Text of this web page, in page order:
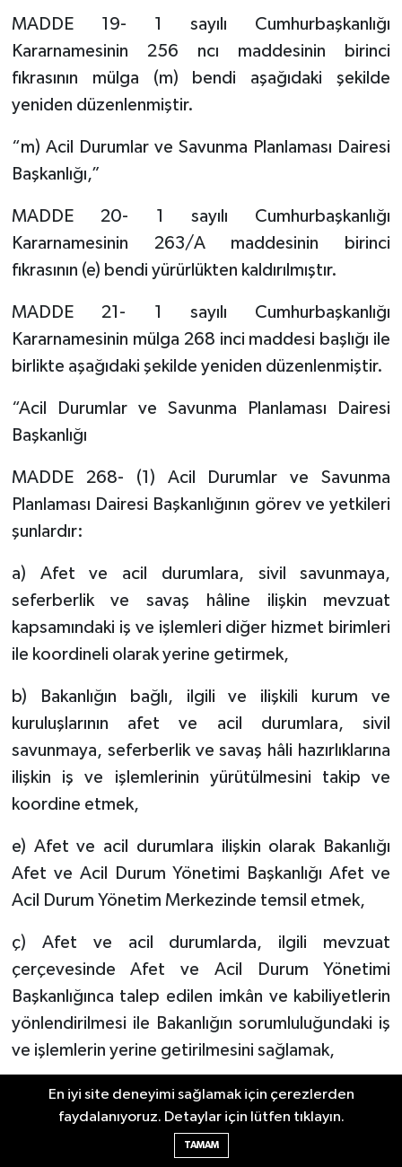
MADDE 19- 1 sayılı Cumhurbaşkanlığı
Kararnamesinin 256 ncı maddesinin birinci
fıkrasının mülga (m) bendi aşağıdaki şekilde
yeniden düzenlenmiştir.
“m) Acil Durumlar ve Savunma Planlaması Dairesi
Başkanlığı,”
MADDE 20- 1 sayılı Cumhurbaşkanlığı
Kararnamesinin 263/A maddesinin birinci
fıkrasının (e) bendi yürürlükten kaldırılmıştır.
MADDE 21- 1 sayılı Cumhurbaşkanlığı
Kararnamesinin mülga 268 inci maddesi başlığı ile
birlikte aşağıdaki şekilde yeniden düzenlenmiştir.
“Acil Durumlar ve Savunma Planlaması Dairesi
Başkanlığı
MADDE 268- (1) Acil Durumlar ve Savunma
Planlaması Dairesi Başkanlığının görev ve yetkileri
şunlardır:
a) Afet ve acil durumlara, sivil savunmaya,
seferberlik ve savaş hâline ilişkin mevzuat
kapsamındaki iş ve işlemleri diğer hizmet birimleri
ile koordineli olarak yerine getirmek,
b) Bakanlığın bağlı, ilgili ve ilişkili kurum ve
kuruluşlarının afet ve acil durumlara, sivil
savunmaya, seferberlik ve savaş hâli hazırlıklarına
ilişkin iş ve işlemlerinin yürütülmesini takip ve
koordine etmek,
e) Afet ve acil durumlara ilişkin olarak Bakanlığı
Afet ve Acil Durum Yönetimi Başkanlığı Afet ve
Acil Durum Yönetim Merkezinde temsil etmek,
ç) Afet ve acil durumlarda, ilgili mevzuat
çerçevesinde Afet ve Acil Durum Yönetimi
Başkanlığınca talep edilen imkân ve kabiliyetlerin
yönlendirilmesi ile Bakanlığın sorumluluğundaki iş
ve işlemlerin yerine getirilmesini sağlamak,
d) Cumhurbaşkanlığı ile afet ve acil durum
yönetim merkezlerine gerekli bilgi akışını
En iyi site deneyimi sağlamak için çerezlerden
faydalanıyoruz. Detaylar için lütfen tıklayın.
TAMAM